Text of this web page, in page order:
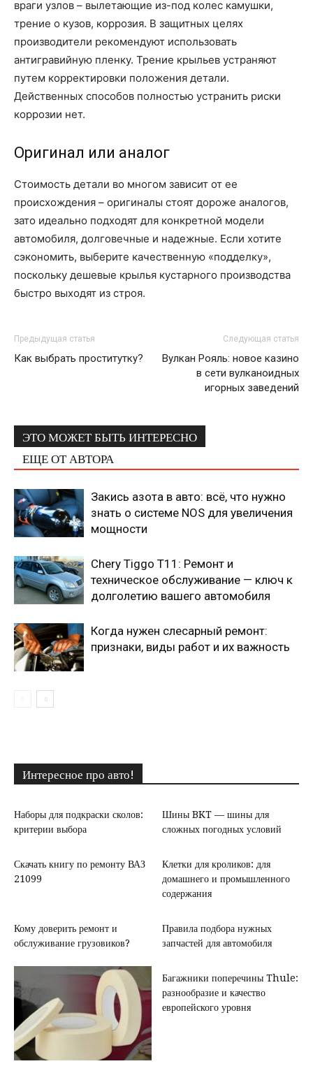
враги узлов – вылетающие из-под колес камушки,
трение о кузов, коррозия. В защитных целях
производители рекомендуют использовать
антигравийную пленку. Трение крыльев устраняют
путем корректировки положения детали.
Действенных способов полностью устранить риски
коррозии нет.
Оригинал или аналог
Стоимость детали во многом зависит от ее
происхождения – оригиналы стоят дороже аналогов,
зато идеально подходят для конкретной модели
автомобиля, долговечные и надежные. Если хотите
сэкономить, выберите качественную «подделку»,
поскольку дешевые крылья кустарного производства
быстро выходят из строя.
Предыдущая статья
Как выбрать проститутку?
Следующая статья
Вулкан Рояль: новое казино
в сети вулканоидных
игорных заведений
ЭТО МОЖЕТ БЫТЬ ИНТЕРЕСНО
ЕЩЕ ОТ АВТОРА
Закись азота в авто: всё, что нужно
знать о системе NOS для увеличения
мощности
Chery Tiggo T11: Ремонт и
техническое обслуживание — ключ к
долголетию вашего автомобиля
Когда нужен слесарный ремонт:
признаки, виды работ и их важность
Интересное про авто!
Наборы для подкраски сколов:
критерии выбора
Шины BKT — шины для
сложных погодных условий
Скачать книгу по ремонту ВАЗ
21099
Клетки для кроликов: для
домашнего и промышленного
содержания
Кому доверить ремонт и
обслуживание грузовиков?
Правила подбора нужных
запчастей для автомобиля
Багажники поперечины Thule:
разнообразие и качество
европейского уровня